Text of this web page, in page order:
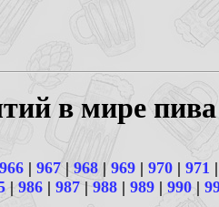
в мире
966 | 967| 968 | 969 | 970 | 971 |
| 986 | 987|988 | 989 | 990 |